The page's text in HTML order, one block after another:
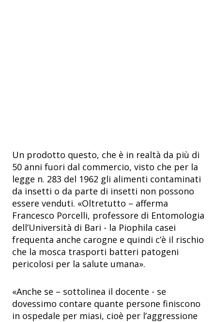
Un prodotto questo, che è in realtà da più di
50 anni fuori dal commercio, visto che per la
legge n. 283 del 1962 gli alimenti contaminati
da insetti o da parte di insetti non possono
essere venduti. «Oltretutto – afferma
Francesco Porcelli, professore di Entomologia
dell’Università di Bari - la Piophila casei
frequenta anche carogne e quindi c’è il rischio
che la mosca trasporti batteri patogeni
pericolosi per la salute umana».
«Anche se – sottolinea il docente - se
dovessimo contare quante persone finiscono
in ospedale per miasi, cioè per l’aggressione